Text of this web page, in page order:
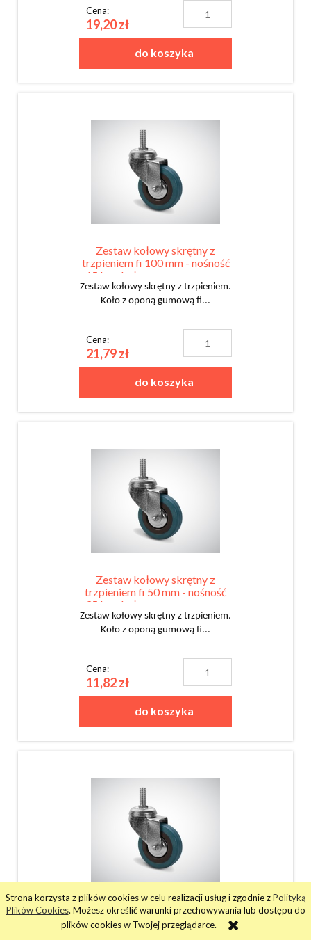
Strona korzysta z plików cookies w celu realizacji usług i zgodnie zPolityką
Plików Cookies. Możesz określić warunki przechowywania lub dostępu do
plików cookies w Twojej przeglądarce.
Cena:
19,20 zł
do koszyka
Zestaw kołowy skrętny z
trzpieniem fi 100 mm - nośność
65 kg - koło z oponą gumową
Zestaw kołowy skrętny z trzpieniem.
Koło z oponą gumową fi...
Cena:
21,79 zł
do koszyka
Zestaw kołowy skrętny z
trzpieniem fi 50 mm - nośność
35 kg - koło z oponą gumową
Zestaw kołowy skrętny z trzpieniem.
Koło z oponą gumową fi...
Cena:
11,82 zł
do koszyka
Zestaw kołowy skrętny z
trzpieniem fi 75 mm - nośność
45 kg - koło z oponą gumową